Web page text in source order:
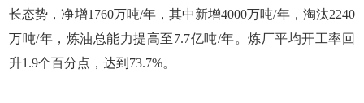
长态势，净增1760万吨/年，其中新增4000万吨/年，淘汰2240
万吨/年，炼油总能力提高至7.7亿吨/年。炼厂平均开工率回
升1.9个百分点，达到73.7%。